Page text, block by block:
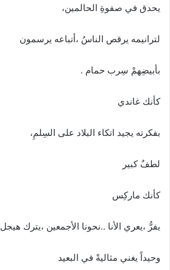
يحدق في صفوةِ الحالمين،
لترانيمه يرقص الناسُ ،أتباعه يرسمون
بأبيضِهمْ سِرب حمام .
كأنك غاندي
بفكرته يجيد اتكاء البلاد على السِلمِ،
لطفٌ كبير
كأنك ماركِس
يفرُّ ،يعري الأنا ..نحونا الأجمعين ،يترك هيجل
وحيداً يغني مثاليةً في البعيد